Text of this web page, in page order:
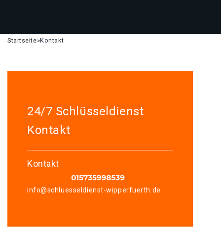
Startseite»Kontakt
24/7 Schlüsseldienst
Kontakt
Kontakt
info@schluesseldienst-wipperfuerth.de